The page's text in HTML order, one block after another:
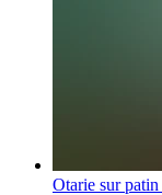
Otarie sur patin